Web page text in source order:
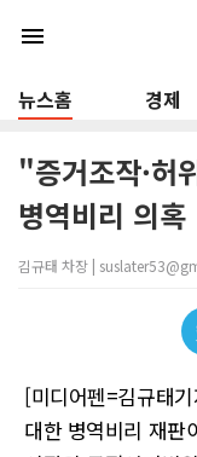
menu
뉴스홈 경제
"증거조작·허
병역비리 의혹
김규태 차장 |
[미디어펜=김규태
대한 병역비리 재판